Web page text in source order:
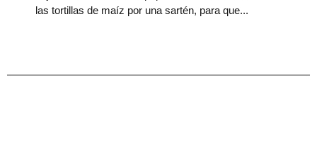
las tortillas de maíz por una sartén, para que